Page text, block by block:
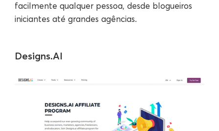
facilmente qualquer pessoa, desde blogueiros
iniciantes até grandes agências.
Designs.AI